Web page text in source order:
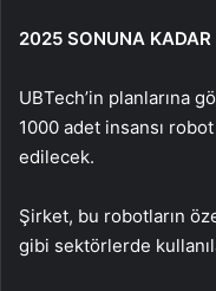
2025 SONUNA
UBTech’in planlarına
1000 adet insansı
edilecek.
Şirket, bu robotların
gibi sektörlerde